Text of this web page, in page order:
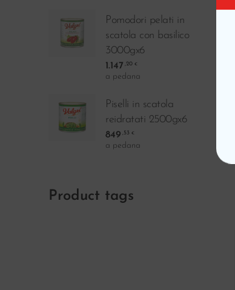
Pomodori pelati in
scatola con basilico
3000gx6
1.147 ,20 €
a pedana
Piselli in scatola
reidratati 2500gx6
849 ,53 €
a pedana
Product tags